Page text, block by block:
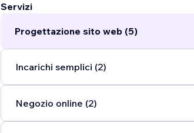
Servizi
Progettazione sito web (5)
Incarichi semplici (2)
Negozio online (2)